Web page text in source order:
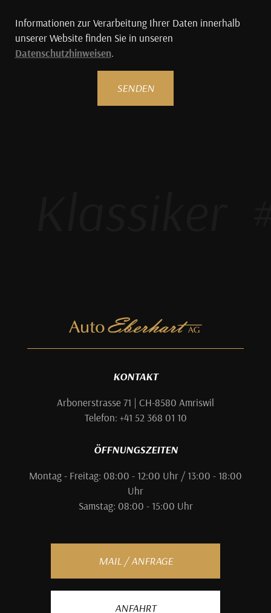
Informationen zur Verarbeitung Ihrer Daten innerhalb
unserer Website finden Sie in unseren
Datenschutzhinweisen.
SENDEN
KONTAKT
Arbonerstrasse 71 | CH-8580 Amriswil
Telefon: +41 52 368 01 10
ÖFFNUNGSZEITEN
Montag - Freitag: 08:00 - 12:00 Uhr / 13:00 - 18:00
Uhr
Samstag: 08:00 - 15:00 Uhr
MAIL / ANFRAGE
ANFAHRT